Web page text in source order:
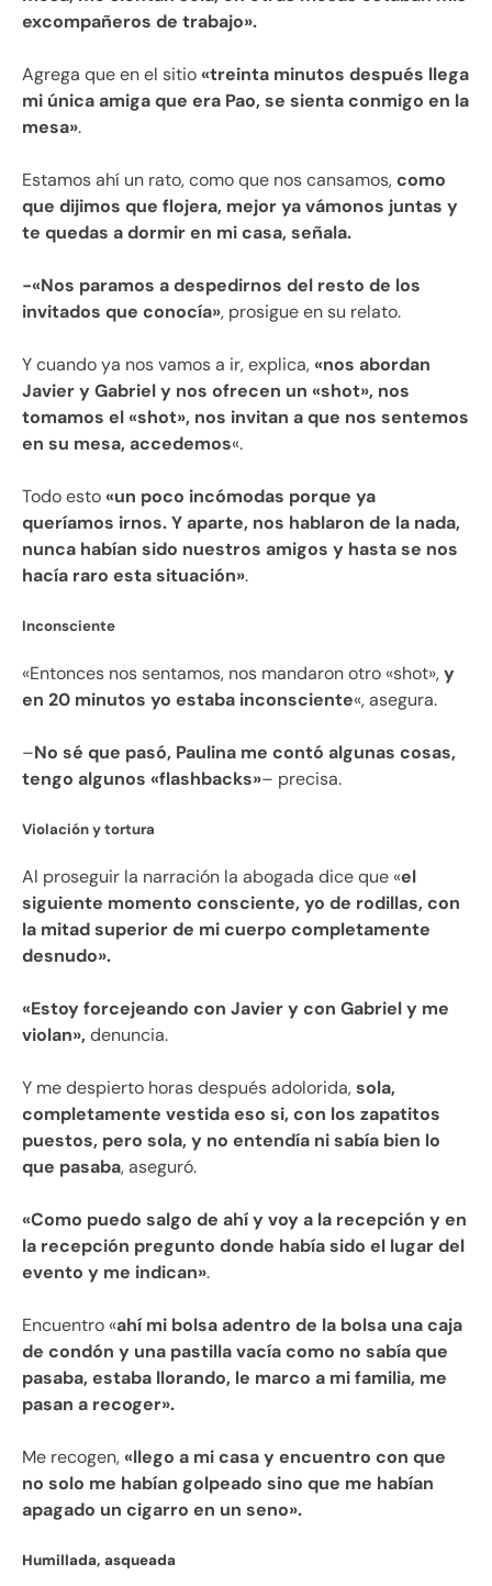
excompañeros de trabajo».
Agrega que en el sitio«treinta minutos después llega
mi única amiga que era Pao, se sienta conmigo en la
mesa».
Estamos ahí un rato, como que nos cansamos,como
que dijimos que flojera, mejor ya vámonos juntas y
te quedas a dormir en mi casa, señala.
-«Nos paramos a despedirnos del resto de los
invitados que conocía», prosigue en su relato.
Y cuando ya nos vamos a ir, explica,«nos abordan
Javier y Gabriel y nos ofrecen un «shot», nos
tomamos el «shot», nos invitan a que nos sentemos
en su mesa, accedemos«.
Todo esto«un poco incómodas porque ya
queríamos irnos. Y aparte, nos hablaron de la nada,
nunca habían sido nuestros amigos y hasta se nos
hacía raro esta situación».
Inconsciente
«Entonces nos sentamos, nos mandaron otro «shot»,y
en 20 minutos yo estaba inconsciente«, asegura.
–No sé que pasó, Paulina me contó algunas cosas,
tengo algunos «flashbacks»– precisa.
Violación y tortura
Al proseguir la narración la abogada dice que «el
siguiente momento consciente, yo de rodillas, con
la mitad superior de mi cuerpo completamente
desnudo».
«Estoy forcejeando con Javier y con Gabriel y me
violan», denuncia.
Y me despierto horas después adolorida,sola,
completamente vestida eso si, con los zapatitos
puestos, pero sola, y no entendía ni sabía bien lo
que pasaba, aseguró.
«Como puedo salgo de ahí y voy a la recepción y en
la recepción pregunto donde había sido el lugar del
evento y me indican».
Encuentro «ahí mi bolsa adentro de la bolsa una caja
de condón y una pastilla vacía como no sabía que
pasaba, estaba llorando, le marco a mi familia, me
pasan a recoger».
Me recogen,«llego a mi casa y encuentro con que
no solo me habían golpeado sino que me habían
apagado un cigarro en un seno».
Humillada, asqueada